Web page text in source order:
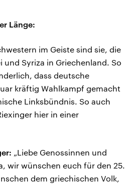
Länge:
im Geiste sind sie, die
und Syriza in Griechenland. So
dass deutsche
kräftig Wahlkampf gemacht
Linksbündnis. So auch
hier in einer
„Liebe Genossinnen und
wir wünschen euch für den 25.
dem griechischen Volk,